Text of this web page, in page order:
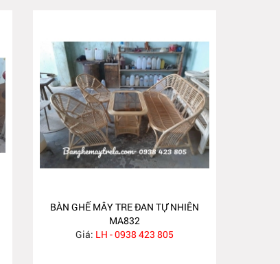
BÀN GHẾ MÂY TRE ĐAN TỰ NHIÊN
MA832
Giá: LH - 0938 423 805